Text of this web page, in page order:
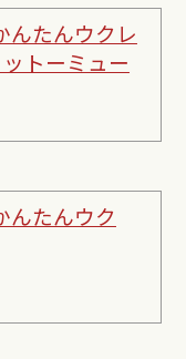
んたんウクレ
トーミュー
んたんウク